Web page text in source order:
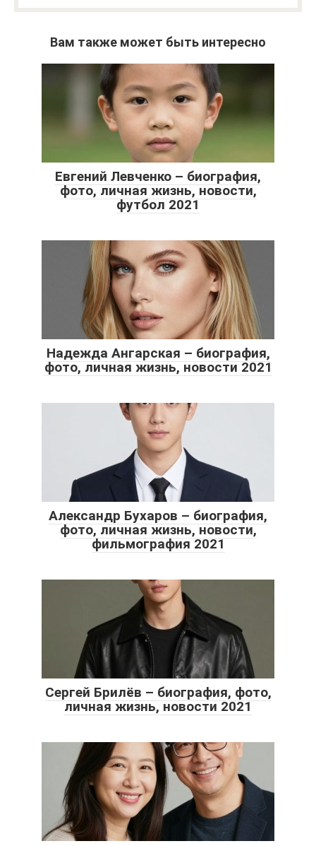
Вам также может быть интересно
Евгений Левченко – биография,
фото, личная жизнь, новости,
футбол 2021
Надежда Ангарская – биография,
фото, личная жизнь, новости 2021
Александр Бухаров – биография,
фото, личная жизнь, новости,
фильмография 2021
Сергей Брилёв – биография, фото,
личная жизнь, новости 2021